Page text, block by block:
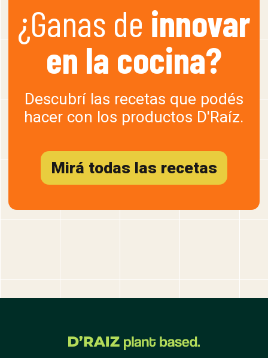
¿Ganas de innovar
en la cocina?
Descubrí las recetas que podés
hacer con los productos D'Raíz.
Mirá todas las recetas